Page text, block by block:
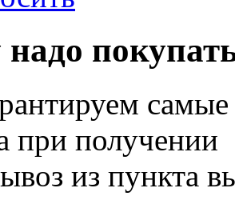
при получении
из пункта